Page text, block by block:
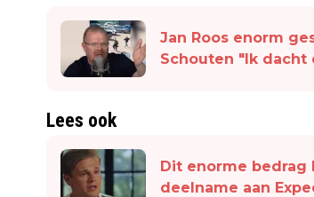
Jan Roos enorm
Schouten "Ik
Lees ook
Dit enorme bedrag
deelname aan